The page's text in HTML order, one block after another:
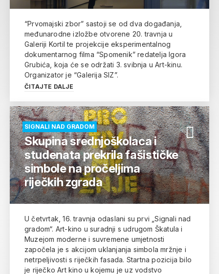
“Prvomajski zbor” sastoji se od dva događanja,
međunarodne izložbe otvorene 20. travnja u
Galeriji Kortil te projekcije eksperimentalnog
dokumentarnog filma “Spomenik” redatelja Igora
Grubića, koja će se održati 3. svibnja u Art-kinu.
Organizator je “Galerija SIZ”.
ČITAJTE DALJE
SIGNALI NAD GRADOM
Skupina srednjoškolaca i
studenata prekrila fašističke
simbole na pročeljima
riječkih zgrada
U četvrtak, 16. travnja odaslani su prvi „Signali nad
gradom“. Art-kino u suradnji s udrugom Škatula i
Muzejom moderne i suvremene umjetnosti
započela je s akcijom uklanjanja simbola mržnje i
netrpeljivosti s riječkih fasada. Startna pozicija bilo
je riječko Art kino u kojemu je uz vodstvo